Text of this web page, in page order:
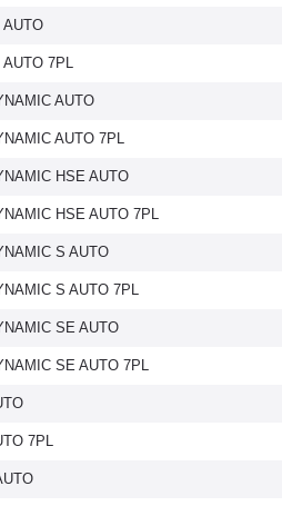
AUTO
AUTO 7PL
AUTO
AUTO 7PL
HSE AUTO
HSE AUTO 7PL
S AUTO
S AUTO 7PL
SE AUTO
SE AUTO 7PL
7PL